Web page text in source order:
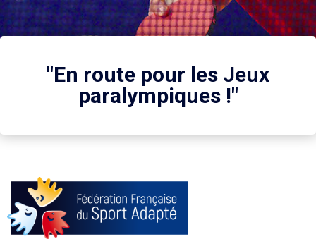
"En route pour les Jeux
paralympiques !"